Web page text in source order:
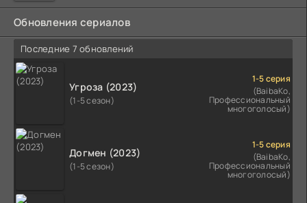
Обновления сериалов
Последние 7 обновлений
Угроза (2023)
(1-5 сезон)
1-5 серия
(BaibaKo,
Профессиональный
многоголосый)
Догмен (2023)
(1-5 сезон)
1-5 серия
(BaibaKo,
Профессиональный
многоголосый)